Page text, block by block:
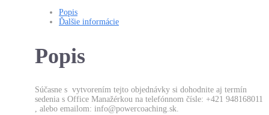
Popis
Ďalšie informácie
Popis
Súčasne s vytvorením tejto objednávky si dohodnite aj termín
sedenia s Office Manažérkou na telefónnom čísle: +421 948168011
, alebo emailom: info@powercoaching.sk.